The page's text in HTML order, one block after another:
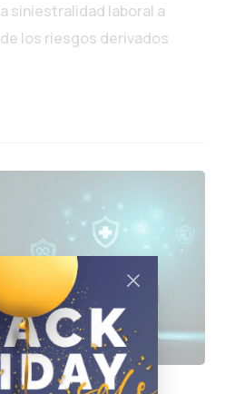
siniestralidad laboral a
los riesgos derivados